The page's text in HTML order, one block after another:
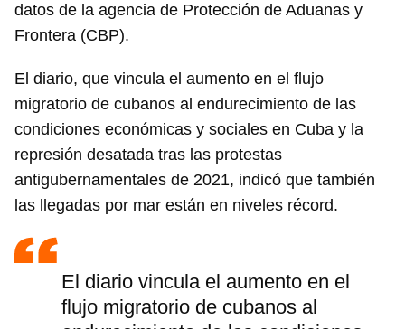
datos de la agencia de Protección de Aduanas y
Frontera (CBP).
El diario, que vincula el aumento en el flujo
migratorio de cubanos al endurecimiento de las
condiciones económicas y sociales en Cuba y la
represión desatada tras las protestas
antigubernamentales de 2021, indicó que también
las llegadas por mar están en niveles récord.
El diario vincula el aumento en el
flujo migratorio de cubanos al